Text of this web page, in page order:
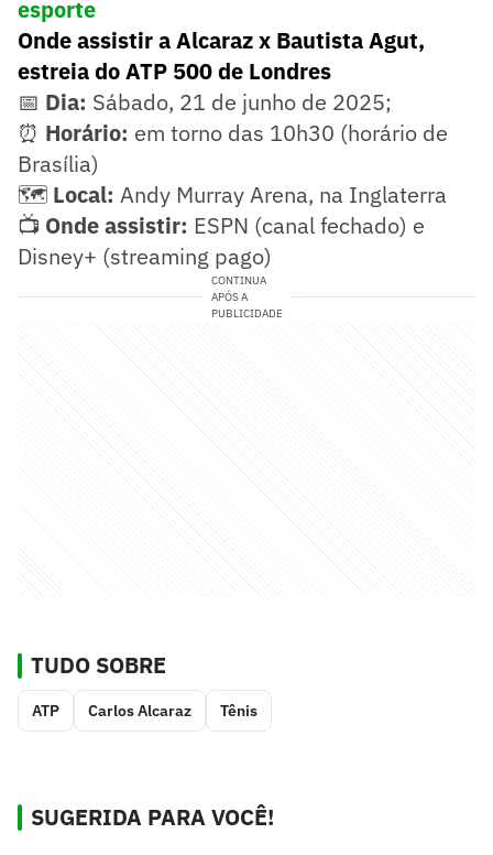
esporte
Onde assistir a Alcaraz x Bautista Agut,
estreia do ATP 500 de Londres
📅 Dia: Sábado, 21 de junho de 2025;
⏰ Horário: em torno das 10h30 (horário de
Brasília)
🗺️ Local: Andy Murray Arena, na Inglaterra
📺 Onde assistir: ESPN (canal fechado) e
Disney+ (streaming pago)
CONTINUA
APÓS A
PUBLICIDADE
TUDO SOBRE
ATP Carlos Alcaraz Tênis
SUGERIDA PARA VOCÊ!